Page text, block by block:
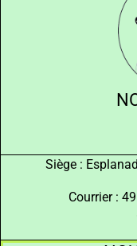
Siège :
Courrier :